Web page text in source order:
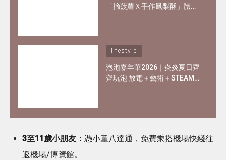
「摘菠蘿Ｘ手作鳳梨酥」體驗
lifestyle
泡泡嘉年華2026｜炎炎夏日齊
齊玩泡 放電＋藝術＋STEAM
3至11歲小朋友： 憑小童八達通，免費乘搭機場快綫往
返機場/博覽館。